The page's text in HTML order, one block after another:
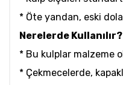
* Öte yandan, eski
Nerelerde Kullanılır?
* Bu kulplar malzeme
* Çekmecelerde,